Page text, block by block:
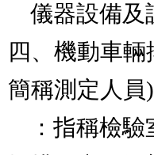
四、機動車
簡稱測定人員)